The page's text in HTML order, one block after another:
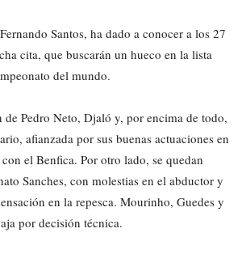
Santos, ha dado a conocer a los 27
cita, que buscarán un hueco en la lista
del mundo.
de Pedro Neto, Djaló y, por encima de todo,
afianzada por sus buenas actuaciones en
el Benfica. Por otro lado, se quedan
Sanches, con molestias en el abductor y
en la repesca. Mourinho, Guedes y
por decisión técnica.